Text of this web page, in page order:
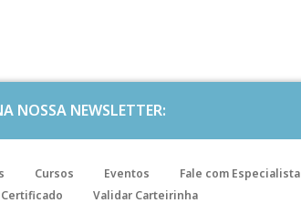
NOSSA NEWSLETTER:
Cursos Eventos Fale com Especialista
Validar Carteirinha